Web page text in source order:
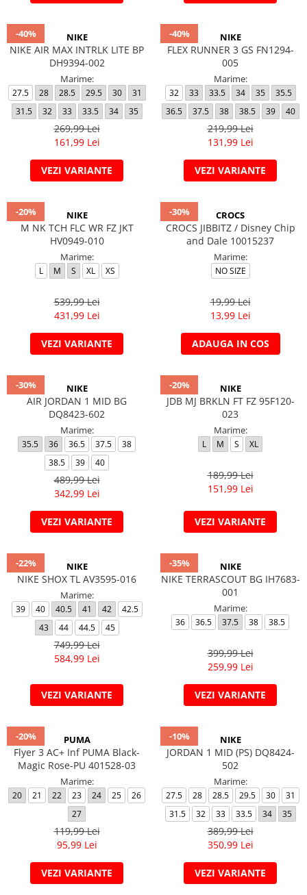
-40% NIKE
NIKE AIR MAX INTRLK LITE BP
DH9394-002
Marime:
27.5 28 28.5 29.5 30
31
31.5
32 33 33.5 34 35
269,99 Lei
161,99 Lei
VEZI VARIANTE
-40% NIKE
FLEX RUNNER 3 GS FN1294-
005
Marime:
32 33 33.5 34 35
35.5
36.5
37.5 38 38.5 39 40
219,99 Lei
131,99 Lei
VEZI VARIANTE
-20% NIKE
M NK TCH FLC WR FZ JKT
HV0949-010
Marime:
L M S XL XS
539,99 Lei
431,99 Lei
VEZI VARIANTE
-30% CROCS
CROCS JIBBITZ / Disney Chip
and Dale 10015237
Marime:
NO SIZE
19,99 Lei
13,99 Lei
ADAUGA IN COS
-30% NIKE
AIR JORDAN 1 MID BG
DQ8423-602
Marime:
35.5 36 36.5 37.5
38
38.5
39 40
489,99 Lei
342,99 Lei
VEZI VARIANTE
-20% NIKE
JDB MJ BRKLN FT FZ 95F120-
023
Marime:
L M S XL
189,99 Lei
151,99 Lei
VEZI VARIANTE
-22% NIKE
NIKE SHOX TL AV3595-016
Marime:
39 40 40.5 41 42
42.5
43
44 44.5 45
749,99 Lei
584,99 Lei
VEZI VARIANTE
-35% NIKE
NIKE TERRASCOUT BG IH7683-
001
Marime:
36 36.5 37.5 38 38.5
399,99 Lei
259,99 Lei
VEZI VARIANTE
-20% PUMA
Flyer 3 AC+ Inf PUMA Black-
Magic Rose-PU 401528-03
Marime:
20 21 22 23 24 25
26
27
119,99 Lei
95,99 Lei
VEZI VARIANTE
-10% NIKE
JORDAN 1 MID (PS) DQ8424-
502
Marime:
27.5 28 28.5 29.5 30
31
31.5
32 33 33.5 34 35
389,99 Lei
350,99 Lei
VEZI VARIANTE